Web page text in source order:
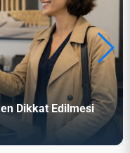
Dikkat Edilmesi